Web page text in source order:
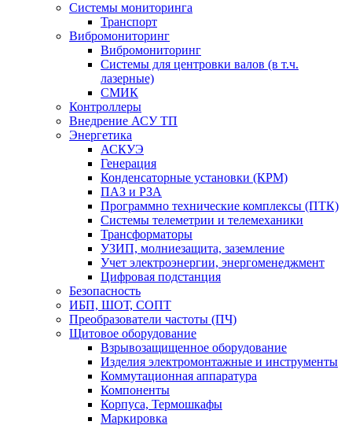
Системы мониторинга
Транспорт
Вибромониторинг
Вибромониторинг
Системы для центровки валов (в т.ч.
лазерные)
СМИК
Контроллеры
Внедрение АСУ ТП
Энергетика
АСКУЭ
Генерация
Конденсаторные установки (КРМ)
ПАЗ и РЗА
Программно технические комплексы (ПТК)
Системы телеметрии и телемеханики
Трансформаторы
УЗИП, молниезащита, заземление
Учет электроэнергии, энергоменеджмент
Цифровая подстанция
Безопасность
ИБП, ШОТ, СОПТ
Преобразователи частоты (ПЧ)
Щитовое оборудование
Взрывозащищенное оборудование
Изделия электромонтажные и инструменты
Коммутационная аппаратура
Компоненты
Корпуса, Термошкафы
Маркировка